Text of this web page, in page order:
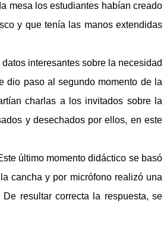
mesa los estudiantes habían creado
y que tenía las manos extendidas
interesantes sobre la necesidad
dio paso al segundo momento de la
charlas a los invitados sobre la
y desechados por ellos, en este
último momento didáctico se basó
cancha y por micrófono realizó una
resultar correcta la respuesta, se